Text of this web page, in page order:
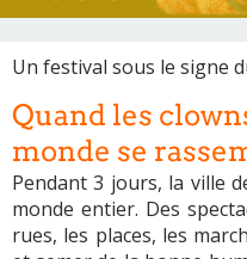
Un festival sous le signe
Quand les
monde se
Pendant 3 jours, la ville
monde entier. Des
rues, les places, les